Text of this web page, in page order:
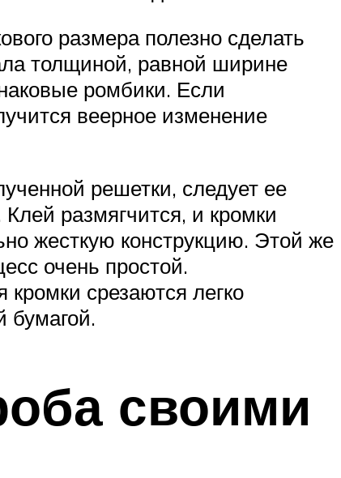
размера полезно сделать
толщиной, равной ширине
ромбики. Если
веерное изменение
решетки, следует ее
размягчится, и кромки
жесткую конструкцию. Этой же
очень простой.
срезаются легко
своими